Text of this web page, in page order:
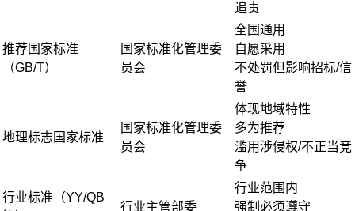
追责
推荐国家标准
（GB/T）
国家标准化管理委
员会
全国通用
自愿采用
不处罚但影响招标/信
誉
地理标志国家标准
国家标准化管理委
员会
体现地域特性
多为推荐
滥用涉侵权/不正当竞
争
行业标准（YY/QB
行业主管部委
行业范围内
强制必须遵守